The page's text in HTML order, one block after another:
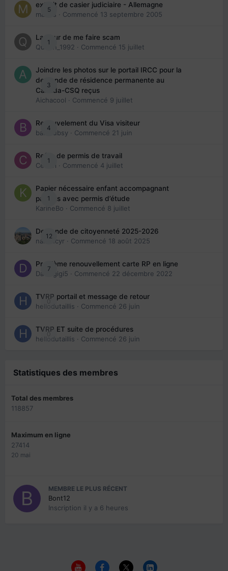
5
extrait de casier judiciaire - Allemagne
maries · Commencé 13 septembre 2005
1
La peur de me faire scam
Queen_1992 · Commencé 15 juillet
3
Joindre les photos sur le portail IRCC pour la
demande de résidence permanente au
Canada-CSQ reçus
Aichacool · Commencé 9 juillet
4
Renouvelement du Visa visiteur
babibubsy · Commencé 21 juin
1
Refus de permis de travail
Cedbri · Commencé 4 juillet
1
Papier nécessaire enfant accompagnant
parents avec permis d’étude
KarineBo · Commencé 8 juillet
12
Demande de citoyenneté 2025-2026
nanancyr · Commencé 18 août 2025
7
Problème renouvellement carte RP en ligne
Davidgigi5 · Commencé 22 décembre 2022
0
TVRP portail et message de retour
hellodutaillis · Commencé 26 juin
0
TVRP ET suite de procédures
hellodutaillis · Commencé 26 juin
Statistiques des membres
Total des membres
118857
Maximum en ligne
27414
20 mai
MEMBRE LE PLUS RÉCENT
Bont12
Inscription il y a 6 heures